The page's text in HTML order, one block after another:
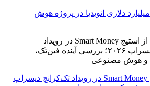
سرمایه‌گذاری ۱ میلیارد دلاری انویدیا در پروژه هوش
رونمایی از استیج Smart Money در رویداد تک‌کرانچ دیسراپ